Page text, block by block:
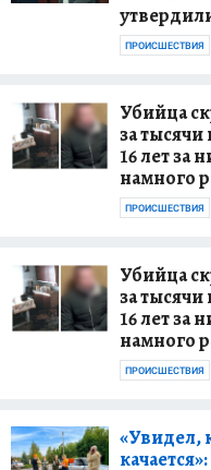
ПРОИСШЕСТВИЯ
Убийца
за
16 лет за
намного
ПРОИСШЕСТВИЯ
Убийца
за
16 лет за
намного
ПРОИСШЕСТВИЯ
«Увидел,
качается»: